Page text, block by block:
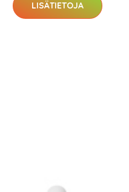
LISÄTIETOJA